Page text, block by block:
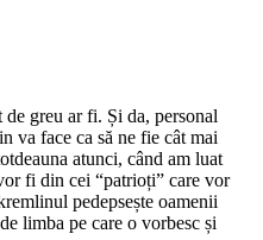
de greu ar fi. Și da, personal
va face ca să ne fie cât mai
atunci, când am luat
fi din cei “patrioți” care vor
pedepsește oamenii
limba pe care o vorbesc și